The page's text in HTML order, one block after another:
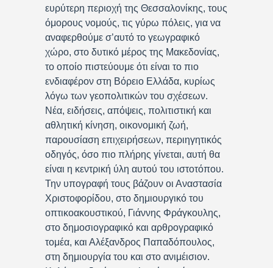
ευρύτερη περιοχή της Θεσσαλονίκης, τους
όμορους νομούς, τις γύρω πόλεις, για να
αναφερθούμε σ’αυτό το γεωγραφικό
χώρο, στο δυτικό μέρος της Μακεδονίας,
το οποίο πιστεύουμε ότι είναι το πιο
ενδιαφέρον στη Βόρειο Ελλάδα, κυρίως
λόγω των γεοπολιτικών του σχέσεων.
Νέα, ειδήσεις, απόψεις, πολιτιστική και
αθλητική κίνηση, οικονομική ζωή,
παρουσίαση επιχειρήσεων, περιηγητικός
οδηγός, όσο πιο πλήρης γίνεται, αυτή θα
είναι η κεντρική ύλη αυτού του ιστοτόπου.
Την υπογραφή τους βάζουν οι Αναστασία
Χριστοφορίδου, στο δημιουργικό του
οπτικοακουστικού, Γιάννης Φράγκουλης,
στο δημοσιογραφικό και αρθρογραφικό
τομέα, και Αλέξανδρος Παπαδόπουλος,
στη δημιουργία του και στο ανιμέισιον.